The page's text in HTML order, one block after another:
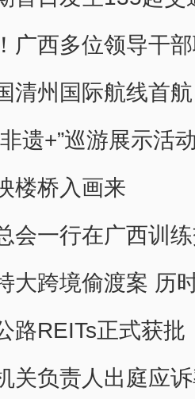
广西多位领导干
清州国际航线首航
遗+”巡游展示活
楼桥入画来
会一行在广西训
大跨境偷渡案 历
路REITs正式获批
关负责人出庭应